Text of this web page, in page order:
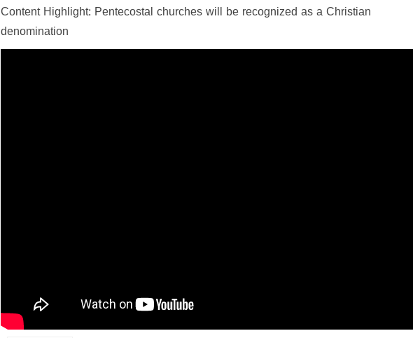
Content Highlight: Pentecostal churches will be recognized as a Christian
denomination